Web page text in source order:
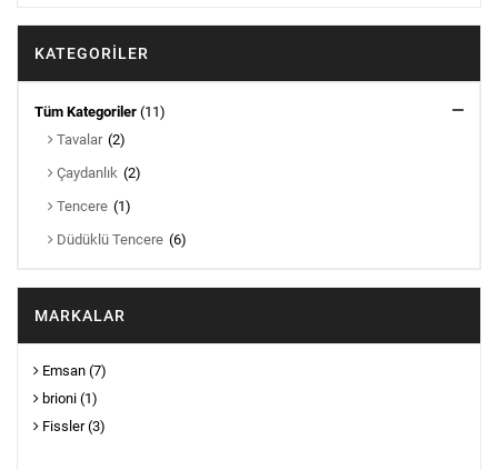
KATEGORILER
Tüm Kategoriler (11)
Tavalar (2)
Çaydanlık (2)
Tencere (1)
Düdüklü Tencere (6)
MARKALAR
Emsan (7)
brioni (1)
Fissler (3)